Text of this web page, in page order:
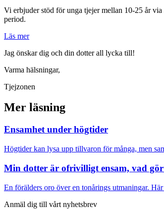
Vi erbjuder stöd för unga tjejer mellan 10-25 år
period.
Läs mer
Jag önskar dig och din dotter all lycka till!
Varma hälsningar,
Tjejzonen
Mer läsning
Ensamhet under högtider
Högtider kan lysa upp tillvaron för många, men
Min dotter är ofrivilligt ensam, vad
En förälders oro över en tonårings utmaningar.
Anmäl dig till vårt nyhetsbrev